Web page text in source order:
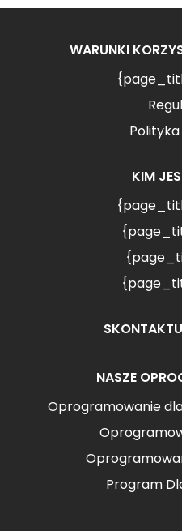
WARUNKI
KIM
NASZE
Oprogramowanie
Program